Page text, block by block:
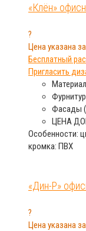
«Клён»
?
Цена указана
Бесплатный
Пригласить
Фасады
ЦЕНА
Особенности:
кромка: ПВХ
«Дин-Р»
?
Цена указана